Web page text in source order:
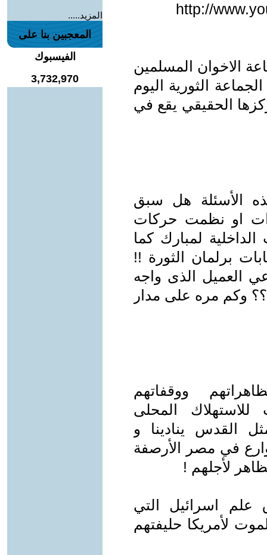
http://
الاخوان المسلمين
الثورية اليوم
الحقيقي يقع في
الأسئلة هل سبق
او نظمت حركات
لمبارك كما
برلمان الثورة !!
العميل الذى واجه
؟؟ وكم مره على مدار
ووقفاتهم
للاستهلاك المحلى
القدس ينادينا و
في مصر الأرصفة
لأجلهم !
اسرائيل التي
لأمريكا حليفتهم
المزيد.....
المعجبين بنا على
الفيسبوك
3,732,970